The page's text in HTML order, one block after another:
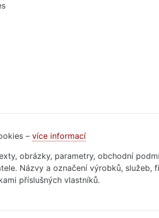
– více informací
obrázky, parametry, obchodní
Názvy a označení výrobků, služeb,
příslušných vlastníků.